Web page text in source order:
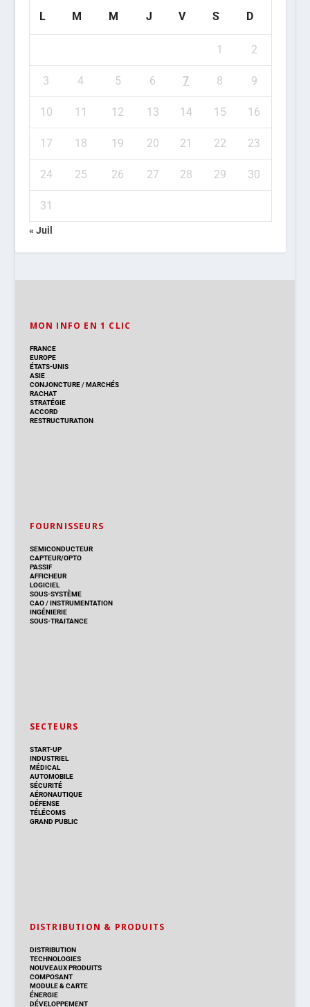
L M M J V S D
1 2
3 4 5 6 7 8 9
10 11 12 13 14 15 16
17 18 19 20 21 22 23
24 25 26 27 28 29 30
31
« Juil
MON INFO EN 1 CLIC
FRANCE
EUROPE
ÉTATS-UNIS
ASIE
CONJONCTURE/MARCHÉS
RACHAT
STRATÉGIE
ACCORD
RESTRUCTURATION
FOURNISSEURS
SEMICONDUCTEUR
CAPTEUR/OPTO
PASSIF
AFFICHEUR
LOGICIEL
SOUS-SYSTÈME
CAO/INSTRUMENTATION
INGÉNIERIE
SOUS-TRAITANCE
SECTEURS
START-UP
INDUSTRIEL
MÉDICAL
AUTOMOBILE
SÉCURITÉ
AÉRONAUTIQUE
DÉFENSE
TÉLÉCOMS
GRAND PUBLIC
DISTRIBUTION & PRODUITS
DISTRIBUTION
TECHNOLOGIES
NOUVEAUX PRODUITS
COMPOSANT
MODULE & CARTE
ÉNERGIE
DÉVELOPPEMENT